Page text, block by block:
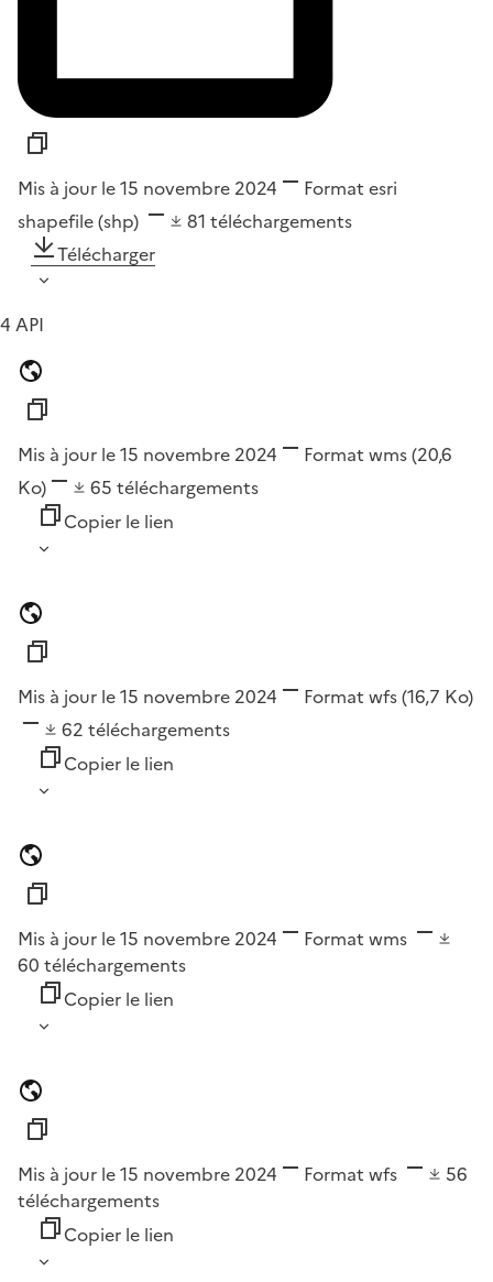
Mis à jour le 15 novembre 2024 Format esri
shapefile (shp)
81 téléchargements
Télécharger
4 API
Mis à jour le 15 novembre 2024 Format wms(20,6
Ko)
65 téléchargements
Copier le lien
Mis à jour le 15 novembre 2024 Format wfs(16,7 Ko)
62 téléchargements
Copier le lien
Mis à jour le 15 novembre 2024 Format wms
60 téléchargements
Copier le lien
Mis à jour le 15 novembre 2024 Format wfs
56
téléchargements
Copier le lien